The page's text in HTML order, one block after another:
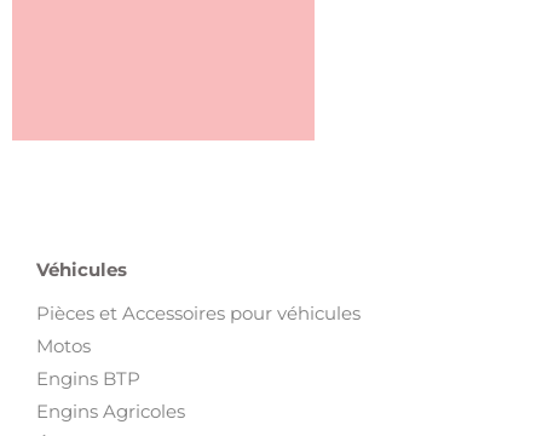
Véhicules
Pièces et Accessoires pour véhicules
Motos
Engins BTP
Engins Agricoles